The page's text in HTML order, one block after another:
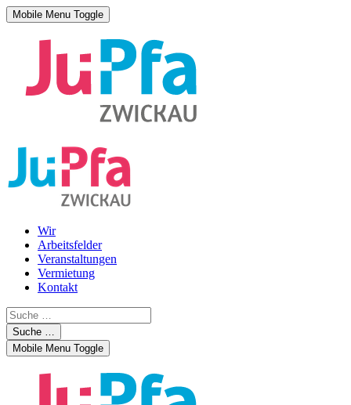
Mobile Menu Toggle
Wir
Arbeitsfelder
Veranstaltungen
Vermietung
Kontakt
Suche …
Mobile Menu Toggle